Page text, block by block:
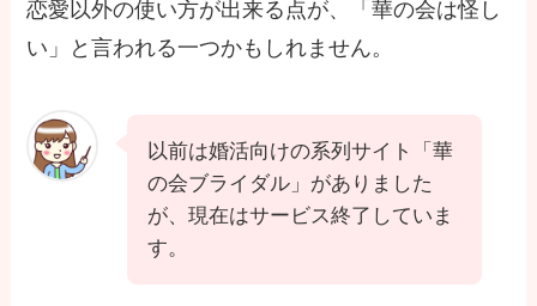
恋愛以外の使い方が出来る点が、「華の会は怪し
い」と言われる一つかもしれません。
以前は婚活向けの系列サイト「華
の会ブライダル」がありました
が、現在はサービス終了していま
す。